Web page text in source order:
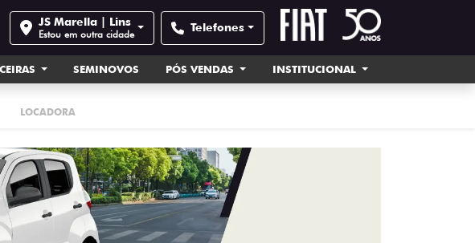
JS Marella | Lins
Estou em outra cidade Telefones
SEMINOVOS PÓS VENDAS INSTITUCIONAL
LOCADORA